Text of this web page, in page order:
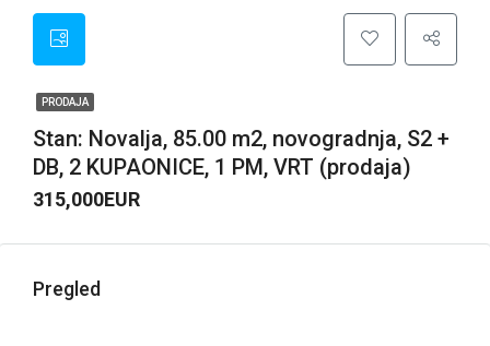
PRODAJA
Stan: Novalja, 85.00 m2, novogradnja, S2 +
DB, 2 KUPAONICE, 1 PM, VRT (prodaja)
315,000EUR
Pregled